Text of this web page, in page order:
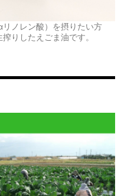
リノレン酸）を摂りたい方
りしたえごま油です。